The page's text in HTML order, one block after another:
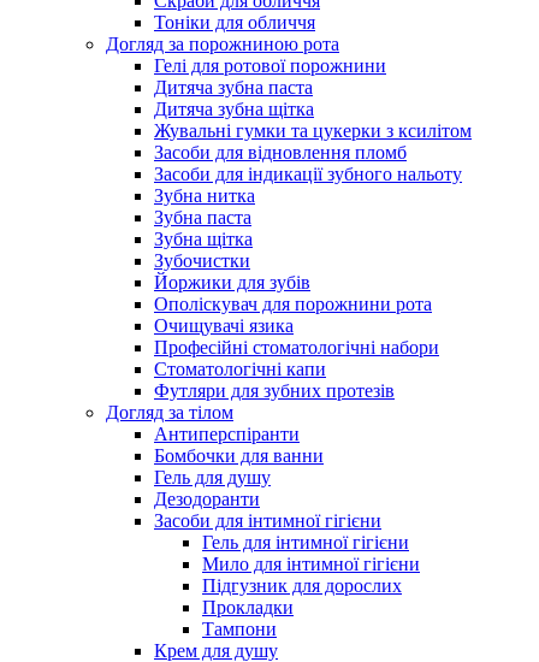
Тоніки для обличчя
Догляд за порожниною рота
Гелі для ротової порожнини
Дитяча зубна паста
Дитяча зубна щітка
Жувальні гумки та цукерки з ксилітом
Засоби для відновлення пломб
Засоби для індикації зубного нальоту
Зубна нитка
Зубна паста
Зубна щітка
Зубочистки
Йоржики для зубів
Ополіскувач для порожнини рота
Очищувачі язика
Професійні стоматологічні набори
Стоматологічні капи
Футляри для зубних протезів
Догляд за тілом
Антиперспіранти
Бомбочки для ванни
Гель для душу
Дезодоранти
Засоби для інтимної гігієни
Гель для інтимної гігієни
Мило для інтимної гігієни
Підгузник для дорослих
Прокладки
Тампони
Крем для душу